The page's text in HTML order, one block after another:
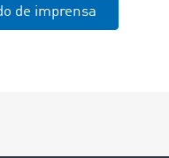
de imprensa